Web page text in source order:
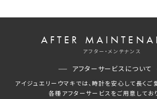
AFTER
アフター・メンテナンス
アフターサービスについて
アイジュエリーウマキでは、時計を安心して長くご
各種アフターサービスをご用意してお